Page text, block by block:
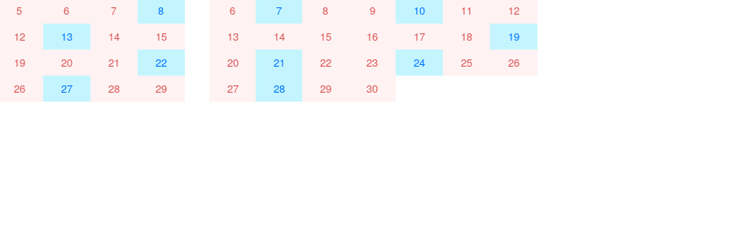
5 6 7
8
12 13 14
15
19 20 21
22
26 27 28
29
6
7 8 9 10 11
12
13
14 15 16 17 18
19
20
21 22 23 24 25
26
27
28 29 30